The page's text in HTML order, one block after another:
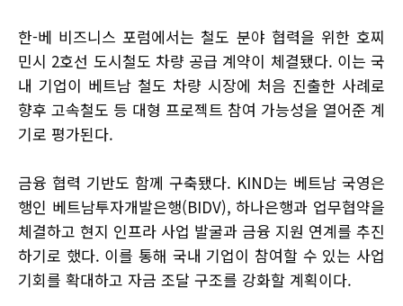
한-베 비즈니스 포럼에서는 철도 분야 협력을 위한 호찌
민시 2호선 도시철도 차량 공급 계약이 체결됐다. 이는 국
내 기업이 베트남 철도 차량 시장에 처음 진출한 사례로
향후 고속철도 등 대형 프로젝트 참여 가능성을 열어준 계
기로 평가된다.
금융 협력 기반도 함께 구축됐다. KIND는 베트남 국영은
행인 베트남투자개발은행(BIDV), 하나은행과 업무협약을
체결하고 현지 인프라 사업 발굴과 금융 지원 연계를 추진
하기로 했다. 이를 통해 국내 기업이 참여할 수 있는 사업
기회를 확대하고 자금 조달 구조를 강화할 계획이다.